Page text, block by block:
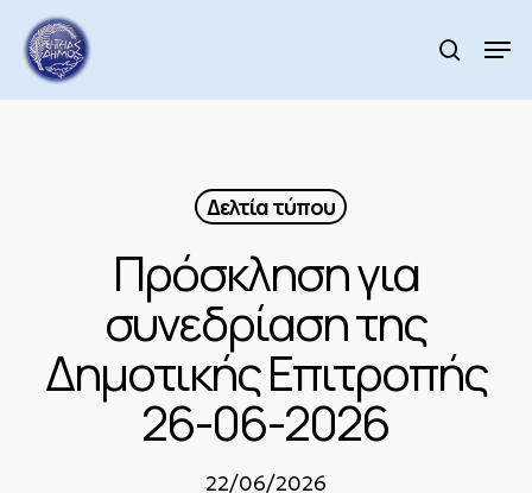
main
content
search
Δελτία τύπου
Πρόσκληση για
συνεδρίαση της
Δημοτικής Επιτροπής
26-06-2026
22/06/2026
Menu